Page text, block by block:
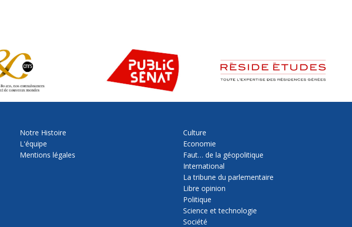
Notre Histoire
L'équipe
Mentions légales
Culture
Economie
Faut… de la géopolitique
International
La tribune du parlementaire
Libre opinion
Politique
Science et technologie
Société